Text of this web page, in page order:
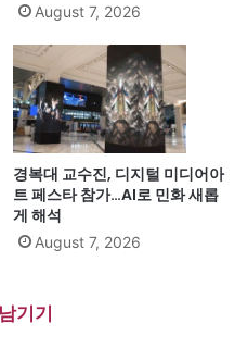
August 7, 2026
경복대 교수진, 디지털 미디어아
트 페스타 참가…AI로 민화 새롭
게 해석
August 7, 2026
기기